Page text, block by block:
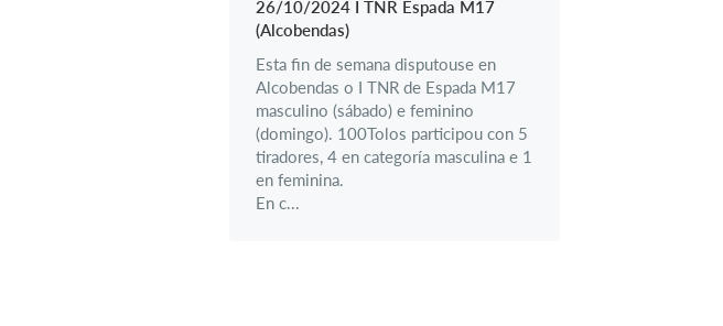
26/10/2024 I TNR Espada M17
(Alcobendas)
Esta fin de semana disputouse en
Alcobendas o I TNR de Espada M17
masculino (sábado) e feminino
(domingo). 100Tolos participou con 5
tiradores, 4 en categoría masculina e 1
en feminina.
En c...